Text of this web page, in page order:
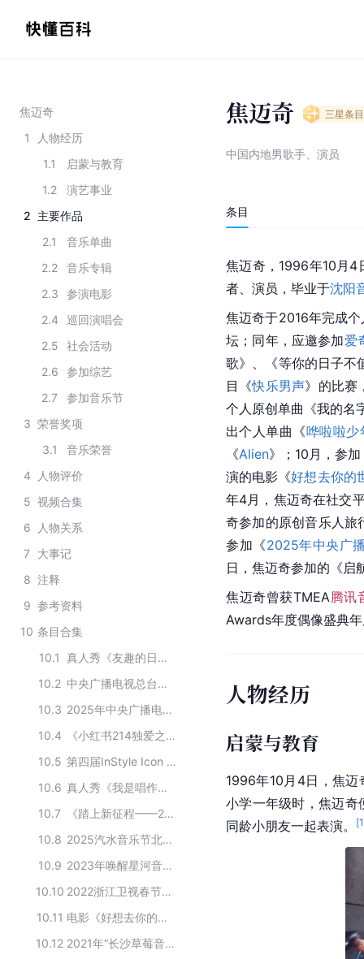
焦迈奇
1
人物经历
1.1
启蒙与教育
1.2
演艺事业
2 主要作品
2.1
音乐单曲
2.2
音乐专辑
2.3
参演电影
2.4
巡回演唱会
2.5
社会活动
2.6
参加综艺
2.7
参加音乐节
3 荣誉奖项
3.1
音乐荣誉
4
人物评价
5 视频合集
6
人物关系
7
大事记
8 注释
9 参考资料
10 条目合集
10.1
真人秀《友趣的日子》主要演员
10.2
中央广播电视总台《2025年元宵晚会》节目单
10.3
2025年中央广播电视总台春节联欢晚会节目单
10.4
《小红书214独爱之夜》主演名单
10.5
第四届InStyle Icon Awards年度偶像盛典获奖者
10.6
真人秀《我是唱作人》第二季的参演人员
10.7
《踏上新征程——2025BRTV跨年之夜》嘉宾阵容
10.8
2025汽水音乐节北京场首轮阵容
10.9
2023年唤醒星河音乐节主要嘉宾
10.10
2022浙江卫视春节联欢晚会表演嘉宾名单
10.11
电影《好想去你的世界爱你》的主要演员
10.12
2021年“长沙草莓音乐节”主要演员
焦迈奇 三星条目
中国内地男歌手、演员
条目
焦迈奇，1996年10月4
者、演员，毕业于沈阳
焦迈奇于2016年完成
坛；同年，应邀参加爱
歌》、《等你的日子不
目《快乐男声》的比赛
个人原创单曲《我的名
出个人单曲《哗啦啦少
《Alien》；10月，参加
演的电影《好想去你的
年4月，焦迈奇在社交
奇参加的原创音乐人旅
参加《2025年中央广
日，焦迈奇参加的《
焦迈奇曾获TMEA腾讯
Awards年度偶像盛典
人物经历
启蒙与教育
1996年10月4日，焦迈
小学一年级时，焦迈奇
同龄小朋友一起表演。
[